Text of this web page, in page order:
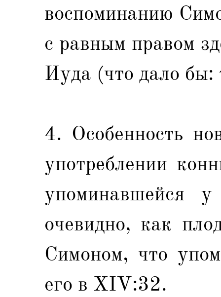
воспоминанию
с равным правом
Иуда (что дало
4. Особенность
употреблении
упоминавшейся
очевидно, как
Симоном, что
его в XIV:32.